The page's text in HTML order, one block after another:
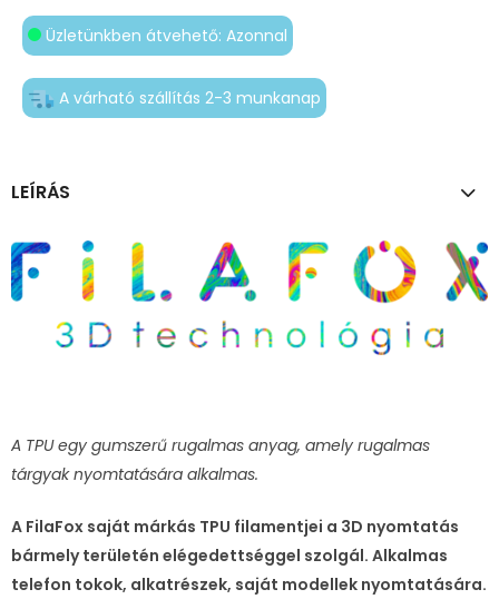
Üzletünkben átvehető: Azonnal
A várható szállítás 2-3 munkanap
LEÍRÁS
A TPU egy gumszerű rugalmas anyag, amely rugalmas
tárgyak nyomtatására alkalmas.
A FilaFox saját márkás TPU filamentjei a 3D nyomtatás
bármely területén elégedettséggel szolgál. Alkalmas
telefon tokok, alkatrészek, saját modellek nyomtatására.